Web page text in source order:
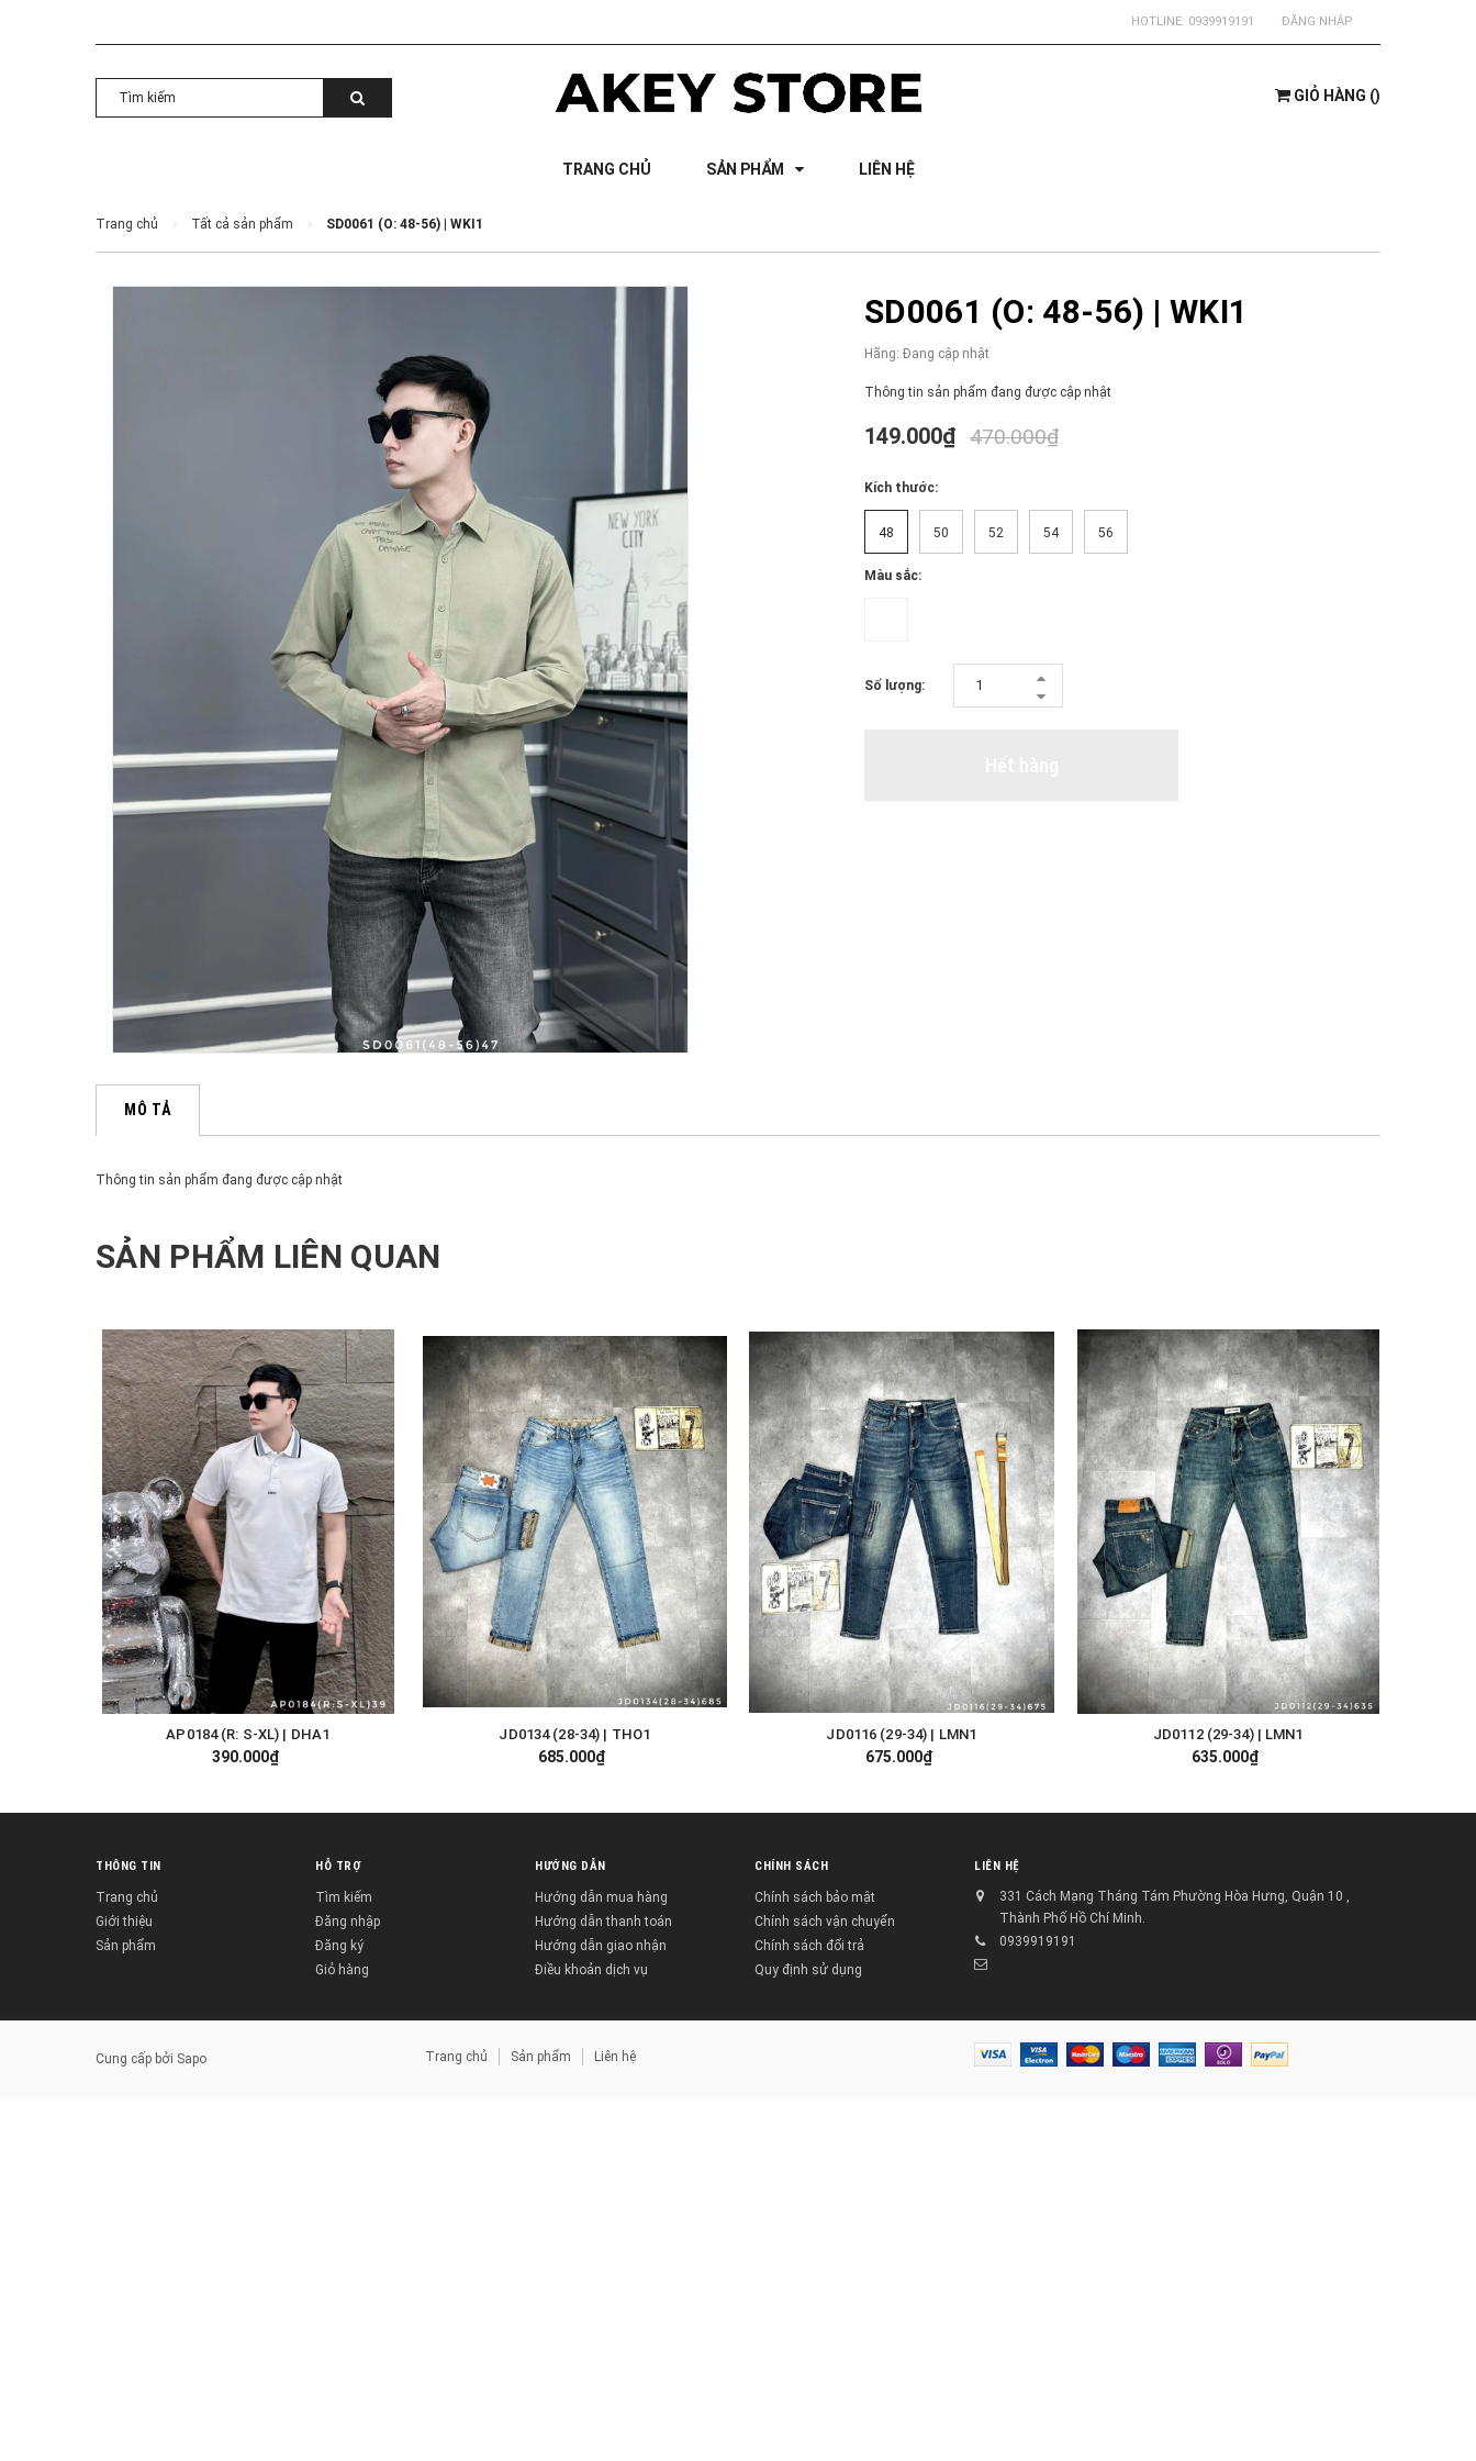
HOTLINE: 0939919191 ĐĂNG NHẬP
GIỎ HÀNG ()
TRANG CHỦ SẢN PHẨM LIÊN HỆ
Trang chủ Tất cả sản phẩm SD0061 (O: 48-56) | WKI1
SD0061 (O: 48-56) | WKI1
Hãng: Đang cập nhật
Thông tin sản phẩm đang được cập nhật
149.000₫ 470.000₫
Kích thước:
48 50 52 54 56
Màu sắc:
Số lượng:
MÔ TẢ
Thông tin sản phẩm đang được cập nhật
SẢN PHẨM LIÊN QUAN
TÙY CHỌN
AP0184 (R: S-XL) | DHA1
390.000₫
TÙY CHỌN
JD0134 (28-34) | THO1
685.000₫
TÙY CHỌN
JD0116 (29-34) | LMN1
675.000₫
TÙY CHỌN
JD0112 (29-34) | LMN1
635.000₫
THÔNG TIN
Trang chủ
Giới thiệu
Sản phẩm
HỖ TRỢ
Tìm kiếm
Đăng nhập
Đăng ký
Giỏ hàng
HƯỚNG DẪN
Hướng dẫn mua hàng
Hướng dẫn thanh toán
Hướng dẫn giao nhận
Điều khoản dịch vụ
CHÍNH SÁCH
Chính sách bảo mật
Chính sách vận chuyển
Chính sách đổi trả
Quy định sử dụng
LIÊN HỆ
331 Cách Mạng Tháng Tám Phường Hòa Hưng, Quận 10 ,
Thành Phố Hồ Chí Minh.
0939919191
Cung cấp bởi Sapo Trang chủ Sản phẩm Liên hệ